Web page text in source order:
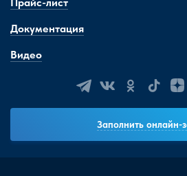
Прайс-лист
Документация
Видео
Заполнить онлайн-